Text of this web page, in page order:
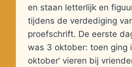
en staan letterlijk en
tijdens de verdediging
proefschrift. De eerste
was 3 oktober: toen ging
oktober’ vieren bij